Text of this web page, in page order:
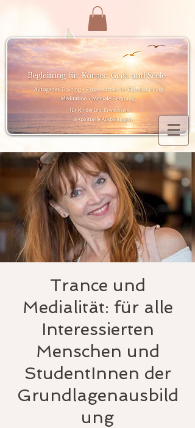
Trance und
Medialität: für alle
Interessierten
Menschen und
StudentInnen der
Grundlagenausbild
ung